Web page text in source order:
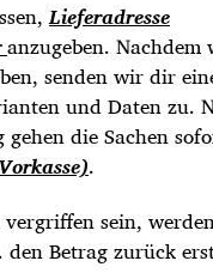
Lieferadresse
anzugeben.
senden wir dir
und Daten zu.
die Sachen
.
sein,
Betrag zurück